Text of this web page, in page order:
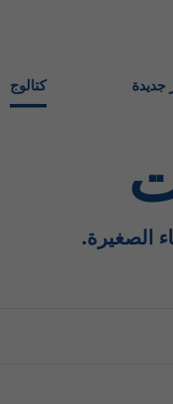
جديدة كتالوج
الصغيرة.